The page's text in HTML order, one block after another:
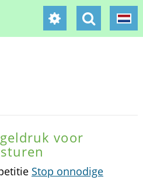
voor
Stop onnodige